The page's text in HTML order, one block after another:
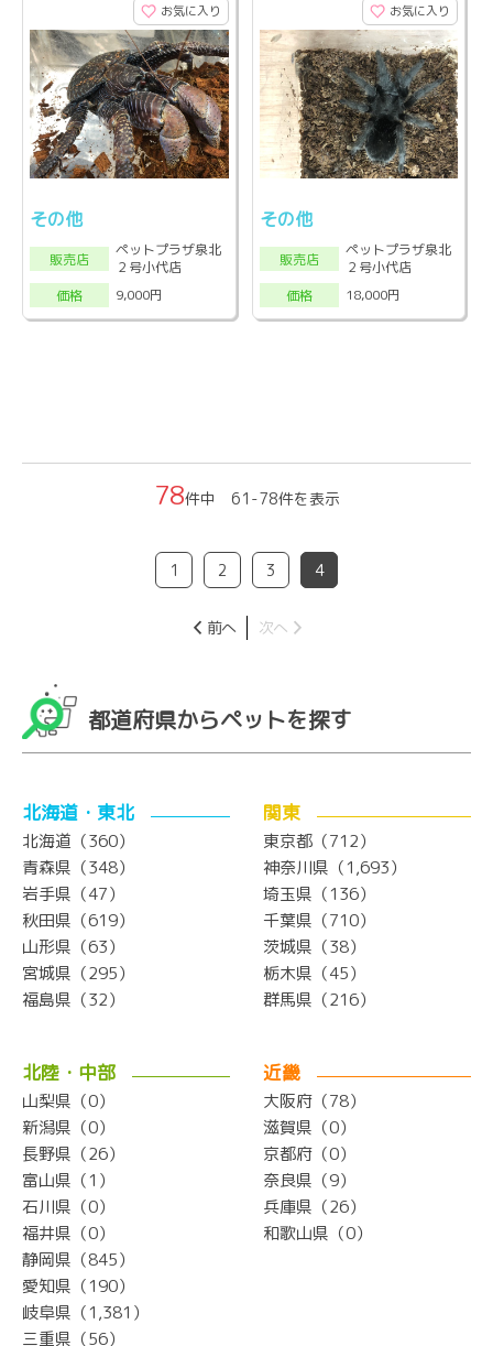
お気に入り
その他
販売店
ペットプラザ泉北
２号小代店
価格
9,000円
お気に入り
その他
販売店
ペットプラザ泉北
２号小代店
価格
18,000円
78件中 61-78件を表示
1 2 3 4
前へ 次へ
都道府県からペットを探す
北海道・東北
北海道（360）
青森県（348）
岩手県（47）
秋田県（619）
山形県（63）
宮城県（295）
福島県（32）
関東
東京都（712）
神奈川県（1,693）
埼玉県（136）
千葉県（710）
茨城県（38）
栃木県（45）
群馬県（216）
北陸・中部
山梨県（0）
新潟県（0）
長野県（26）
富山県（1）
石川県（0）
福井県（0）
静岡県（845）
愛知県（190）
岐阜県（1,381）
三重県（56）
近畿
大阪府（78）
滋賀県（0）
京都府（0）
奈良県（9）
兵庫県（26）
和歌山県（0）